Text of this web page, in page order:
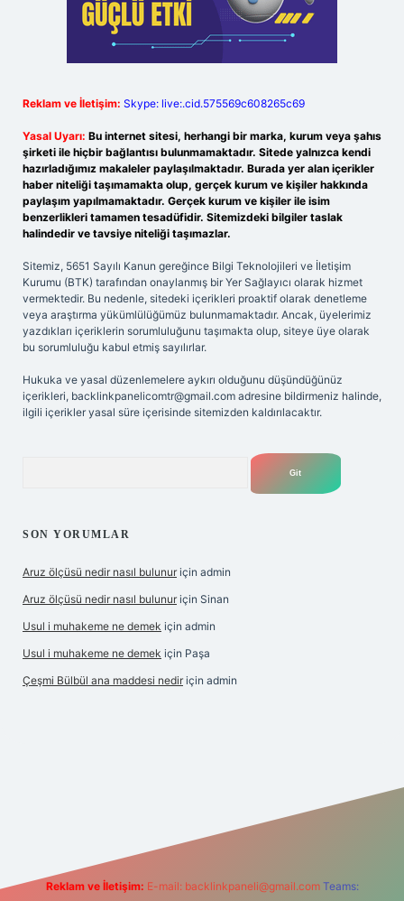
Reklam ve İletişim: Skype: live:.cid.575569c608265c69
Yasal Uyarı: Bu internet sitesi, herhangi bir marka, kurum veya şahıs
şirketi ile hiçbir bağlantısı bulunmamaktadır. Sitede yalnızca kendi
hazırladığımız makaleler paylaşılmaktadır. Burada yer alan içerikler
haber niteliği taşımamakta olup, gerçek kurum ve kişiler hakkında
paylaşım yapılmamaktadır. Gerçek kurum ve kişiler ile isim
benzerlikleri tamamen tesadüfidir. Sitemizdeki bilgiler taslak
halindedir ve tavsiye niteliği taşımazlar.
Sitemiz, 5651 Sayılı Kanun gereğince Bilgi Teknolojileri ve İletişim
Kurumu (BTK) tarafından onaylanmış bir Yer Sağlayıcı olarak hizmet
vermektedir. Bu nedenle, sitedeki içerikleri proaktif olarak denetleme
veya araştırma yükümlülüğümüz bulunmamaktadır. Ancak, üyelerimiz
yazdıkları içeriklerin sorumluluğunu taşımakta olup, siteye üye olarak
bu sorumluluğu kabul etmiş sayılırlar.
Hukuka ve yasal düzenlemelere aykırı olduğunu düşündüğünüz
içerikleri, backlinkpanelicomtr@gmail.com adresine bildirmeniz halinde,
ilgili içerikler yasal süre içerisinde sitemizden kaldırılacaktır.
SON YORUMLAR
Aruz ölçüsü nedir nasıl bulunur için admin
Aruz ölçüsü nedir nasıl bulunur için Sinan
Usul i muhakeme ne demek için admin
Usul i muhakeme ne demek için Paşa
Çeşmi Bülbül ana maddesi nedir için admin
Reklam ve İletişim: E-mail: backlinkpaneli@gmail.com Teams: